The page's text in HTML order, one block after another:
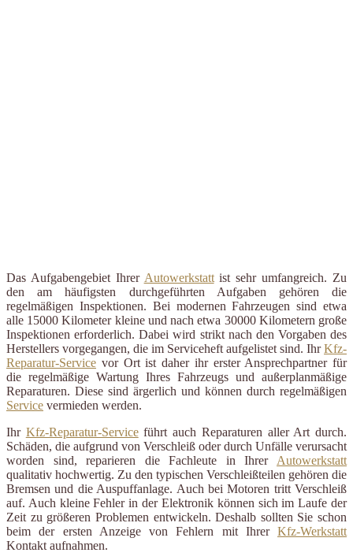
Das Aufgabengebiet Ihrer Autowerkstattist sehr umfangreich. Zu
den am häufigsten durchgeführten Aufgaben gehören die
regelmäßigen Inspektionen. Bei modernen Fahrzeugen sind etwa
alle 15000 Kilometer kleine und nach etwa 30000 Kilometern große
Inspektionen erforderlich. Dabei wird strikt nach den Vorgaben des
Herstellers vorgegangen, die im Serviceheft aufgelistet sind. IhrKfz-
Reparatur-Service vor Ort ist daher ihr erster Ansprechpartner für
die regelmäßige Wartung Ihres Fahrzeugs und außerplanmäßige
Reparaturen. Diese sind ärgerlich und können durch regelmäßigen
Service vermieden werden.
Ihr Kfz-Reparatur-Serviceführt auch Reparaturen aller Art durch.
Schäden, die aufgrund von Verschleiß oder durch Unfälle verursacht
worden sind, reparieren die Fachleute in Ihrer Autowerkstatt
qualitativ hochwertig. Zu den typischen Verschleißteilen gehören die
Bremsen und die Auspuffanlage. Auch bei Motoren tritt Verschleiß
auf. Auch kleine Fehler in der Elektronik können sich im Laufe der
Zeit zu größeren Problemen entwickeln. Deshalb sollten Sie schon
beim der ersten Anzeige von Fehlern mit Ihrer Kfz-Werkstatt
Kontakt aufnahmen.